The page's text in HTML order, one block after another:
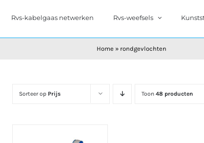
Rvs-kabelgaas netwerken Rvs-weefsels
Home » rondgevlochten
Sorteer op Prijs Toon 48 producten